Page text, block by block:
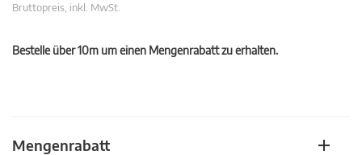
Bruttopreis, inkl. MwSt.
Bestelle über 10m um einen Mengenrabatt zu erhalten.
Mengenrabatt